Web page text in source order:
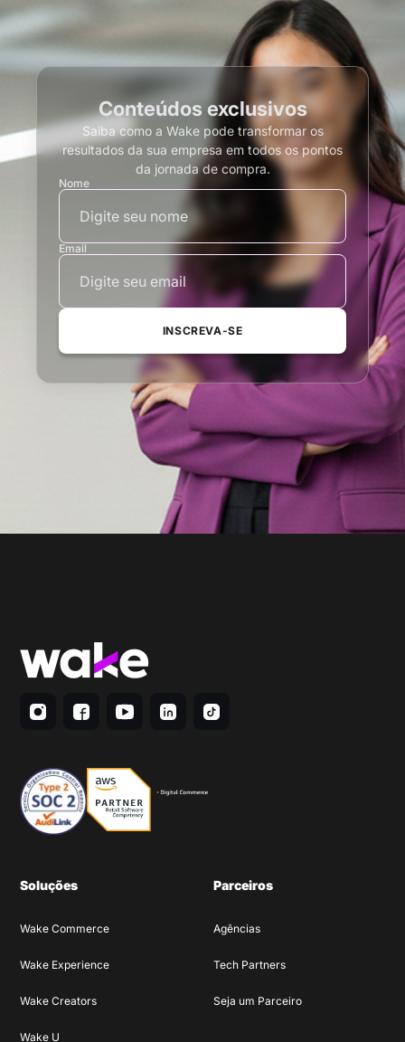
Conteúdos exclusivos
Saiba como a Wake pode transformar os
resultados da sua empresa em todos os pontos
da jornada de compra.
Nome
Email
INSCREVA-SE
Soluções
Wake Commerce
Wake Experience
Wake Creators
Wake U
Parceiros
Agências
Tech Partners
Seja um Parceiro